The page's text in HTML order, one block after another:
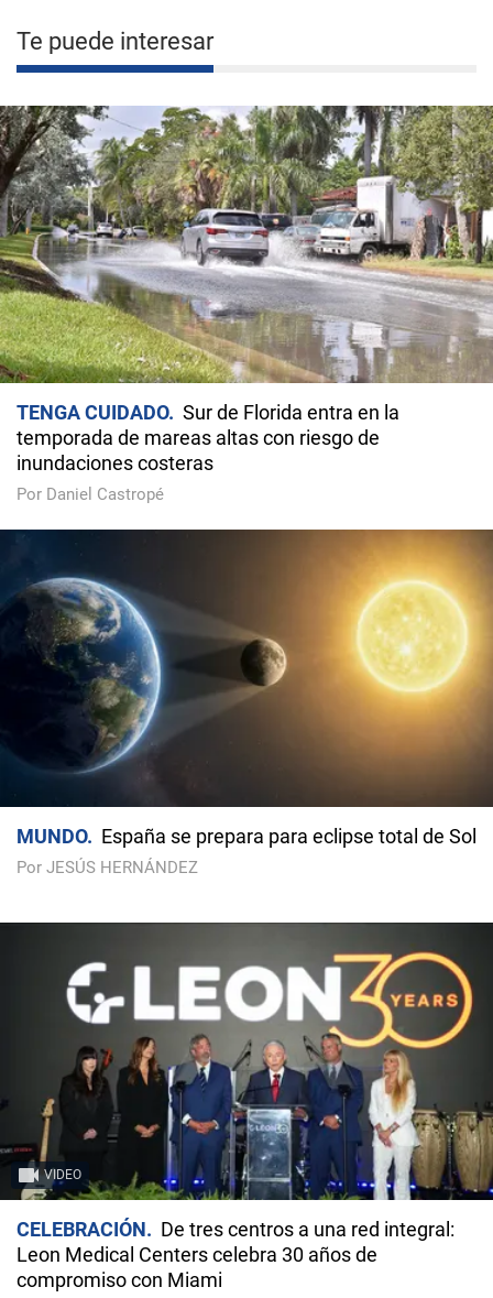
Te puede interesar
TENGA CUIDADO
Sur de Florida entra en la
temporada de mareas altas con riesgo de
inundaciones costeras
Por Daniel Castropé
MUNDO España se prepara para eclipse total de Sol
Por JESÚS HERNÁNDEZ
VIDEO
CELEBRACIÓN
De tres centros a una red integral:
Leon Medical Centers celebra 30 años de
compromiso con Miami